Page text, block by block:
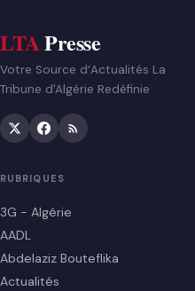
LTAPresse
Votre Source d’Actualités La
Tribune d'Algérie Redéfinie
RUBRIQUES
3G - Algérie
AADL
Abdelaziz Bouteflika
Actualités